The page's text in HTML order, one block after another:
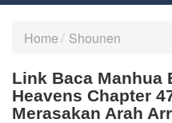
Home Shounen
Link Baca Manhua
Heavens Chapter
Merasakan Arah